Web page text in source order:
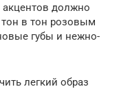
должно
в тон розовым
губы и нежно-
легкий образ